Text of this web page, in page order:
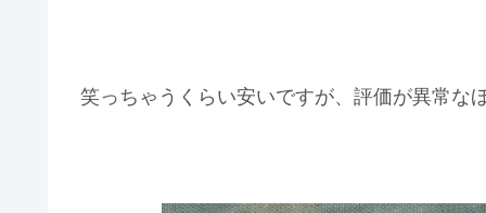
笑っちゃうくらい安いですが、評価が異常な